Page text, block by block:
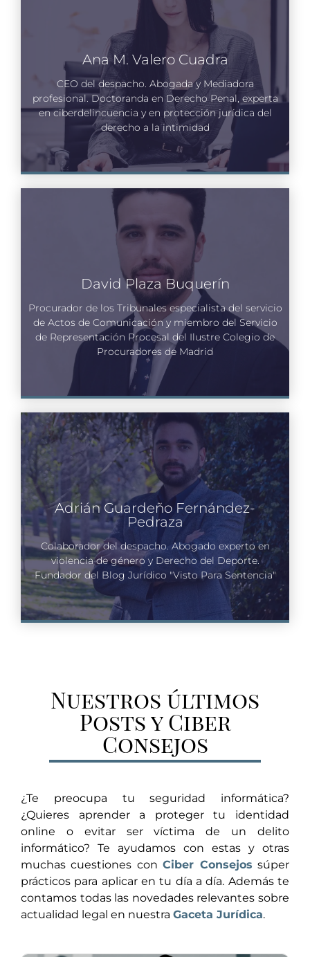
Ana M. Valero Cuadra
CEO del despacho. Abogada y Mediadora
profesional. Doctoranda en Derecho Penal, experta
en ciberdelincuencia y en protección jurídica del
derecho a la intimidad
David Plaza Buquerín
Procurador de los Tribunales especialista del servicio
de Actos de Comunicación y miembro del Servicio
de Representación Procesal del Ilustre Colegio de
Procuradores de Madrid
Adrián Guardeño Fernández-
Pedraza
Colaborador del despacho. Abogado experto en
violencia de género y Derecho del Deporte.
Fundador del Blog Jurídico "Visto Para Sentencia"
Nuestros últimos
Posts y Ciber
Consejos
¿Te preocupa tu seguridad informática?
¿Quieres aprender a proteger tu identidad
online o evitar ser víctima de un delito
informático? Te ayudamos con estas y otras
muchas cuestiones conCiber Consejos súper
prácticos para aplicar en tu día a día. Además te
contamos todas las novedades relevantes sobre
actualidad legal en nuestra Gaceta Jurídica.